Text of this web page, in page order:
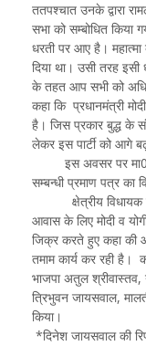
ततपश्चात उनके द्वारा
सभा को सम्बोधित किया
धरती पर आए है।
दिया था। उसी तरह इसी
के तहत आप सभी को
कहा कि प्रधानमंत्री
है। जिस प्रकार बुद्ध के
लेकर इस पार्टी को आगे
इस अवसर पर मा0
सम्बन्धी प्रमाण पत्र का
क्षेत्रीय विधायक
आवास के लिए मोदी व
जिक्र करते हुए कहा की
तमाम कार्य कर रही है।
भाजपा अतुल श्रीवास्तव,
त्रिभुवन जायसवाल,
किया।
*दिनेश जायसवाल की